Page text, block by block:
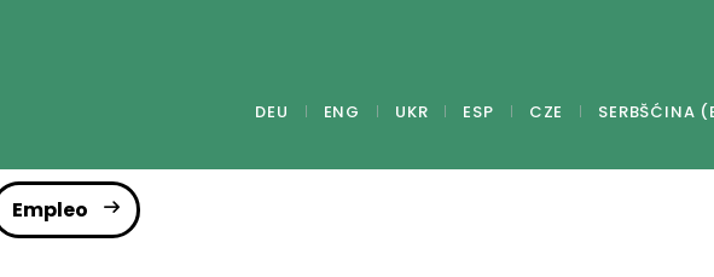
DEU ENG UKR ESP CZE SERBŠĆINA
Empleo